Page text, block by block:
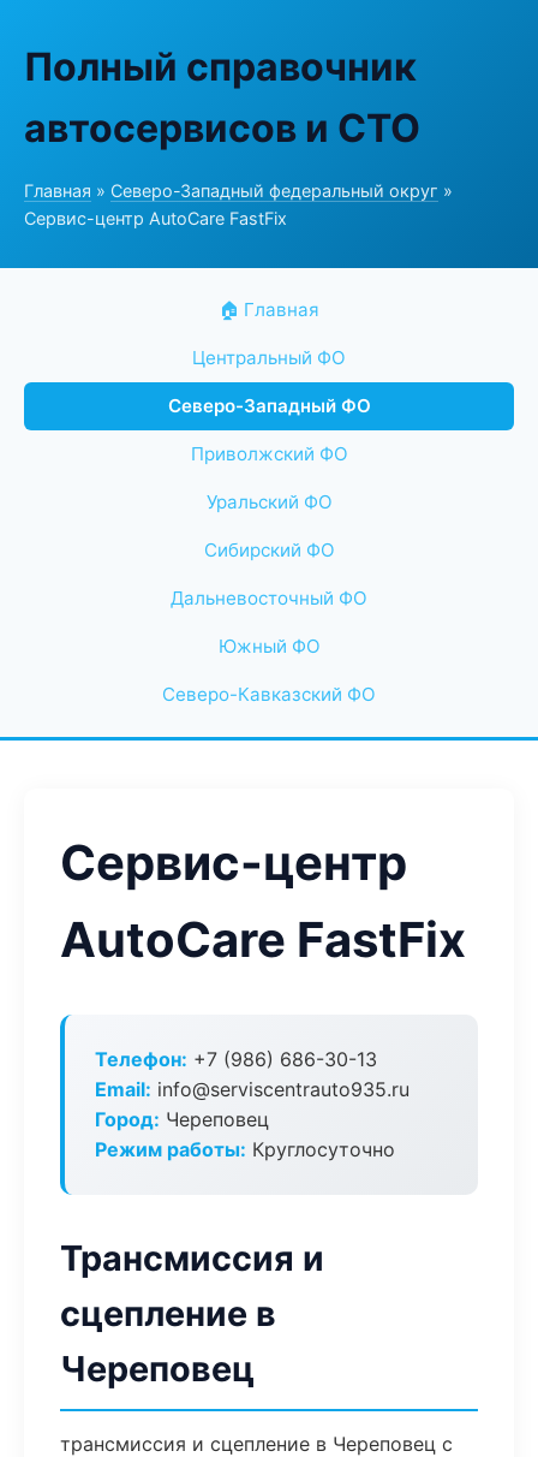
Полный справочник
автосервисов и СТО
Главная » Северо-Западный федеральный округ »
Сервис-центр AutoCare FastFix
🏠 Главная
Центральный ФО
Северо-Западный ФО
Приволжский ФО
Уральский ФО
Сибирский ФО
Дальневосточный ФО
Южный ФО
Северо-Кавказский ФО
Сервис-центр
AutoCare FastFix
Телефон: +7 (986) 686-30-13
Email: info@serviscentrauto935.ru
Город: Череповец
Режим работы: Круглосуточно
Трансмиссия и
сцепление в
Череповец
трансмиссия и сцепление в Череповец с